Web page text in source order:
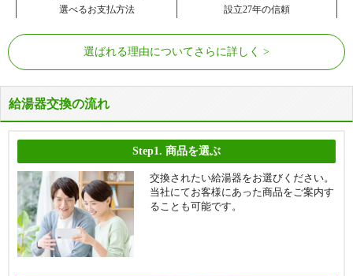
選べるお支払方法
設立27年の信頼
選ばれる理由についてさらに詳しく
給湯器交換の流れ
Step1. 商品を選ぶ
交換されたい給湯器をお選びください。
当社にてお客様にあった商品をご案内す
ることも可能です。